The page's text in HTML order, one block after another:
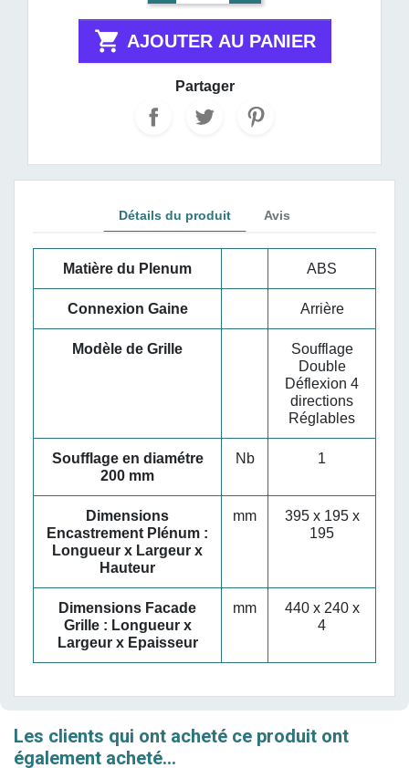
 AJOUTER AU PANIER
Partager
Détails du produit Avis
Matière du Plenum ABS
Connexion Gaine Arrière
Modèle de Grille
Soufflage
Double
Déflexion 4
directions
Réglables
Soufflage en diamétre
200 mm
Nb 1
Dimensions
Encastrement Plénum :
Longueur x Largeur x
Hauteur
mm
395 x 195 x
195
Dimensions Facade
Grille : Longueur x
Largeur x Epaisseur
mm
440 x 240 x
4
Les clients qui ont acheté ce produit ont
également acheté...